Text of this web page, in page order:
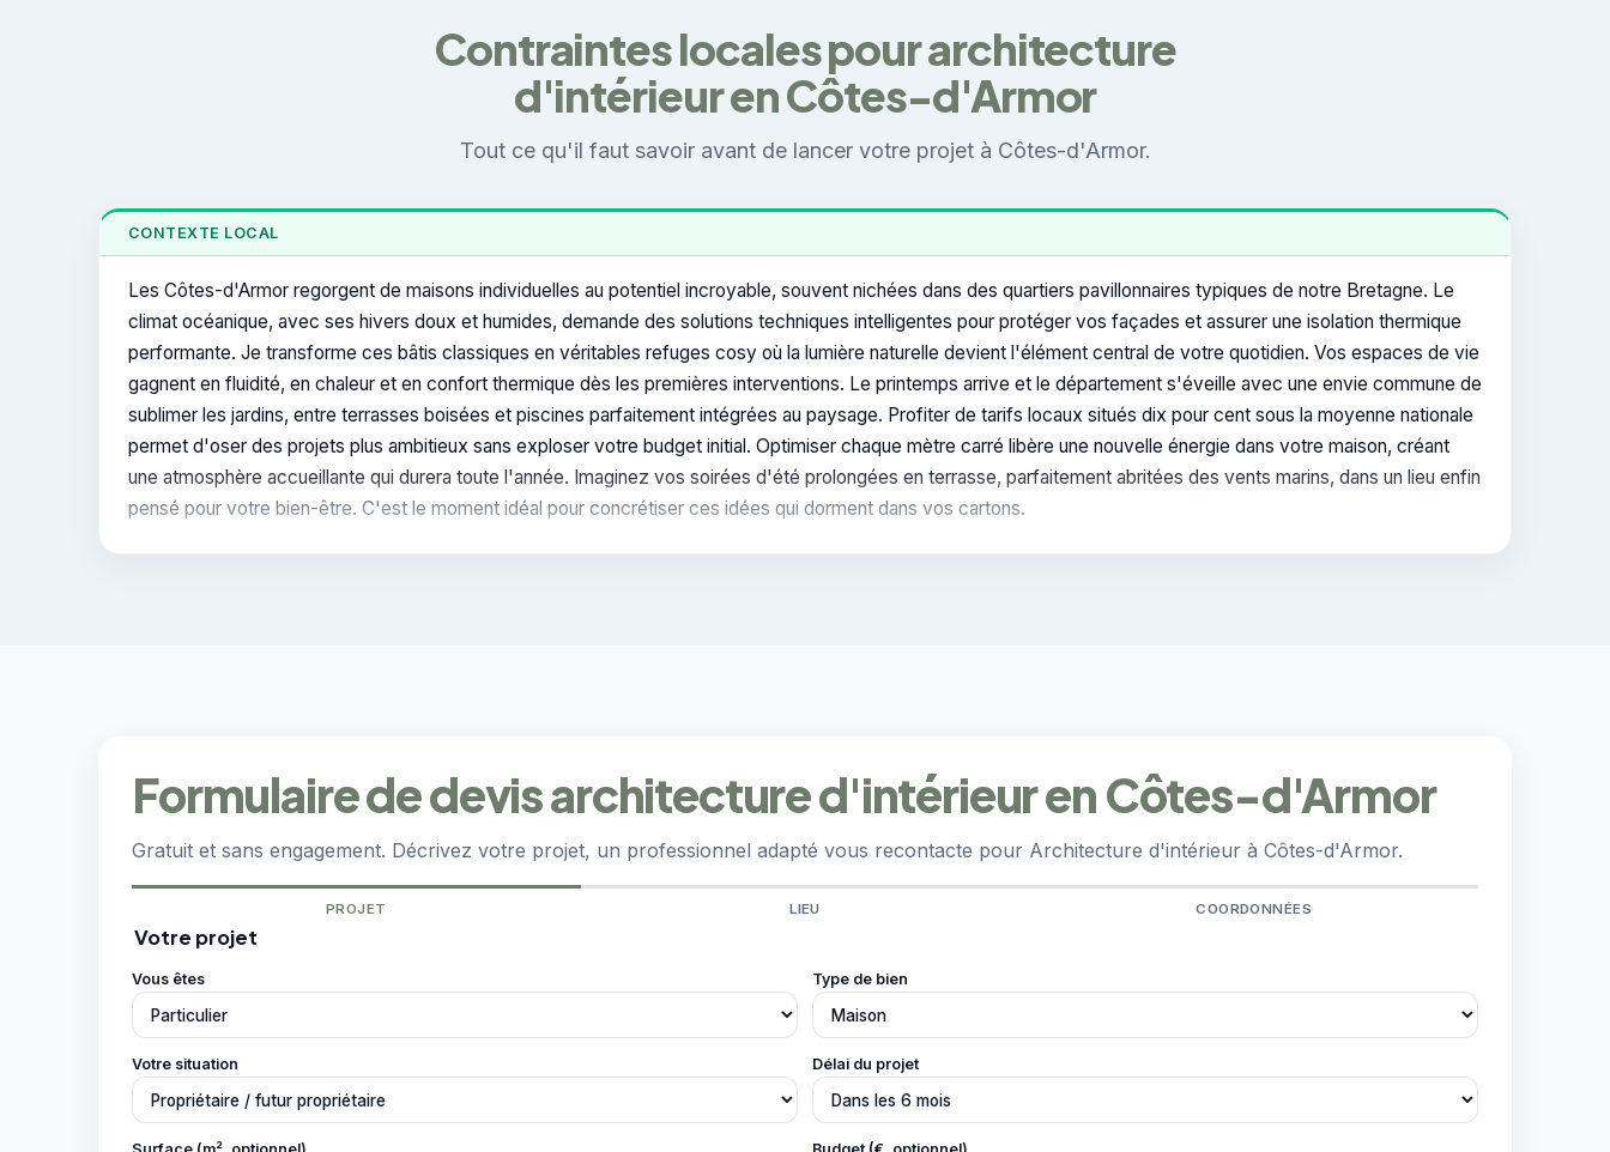
Contraintes locales pour architecture
d'intérieur en Côtes-d'Armor
Tout ce qu'il faut savoir avant de lancer votre projet à Côtes-d'Armor.
CONTEXTE LOCAL
Les Côtes-d'Armor regorgent de maisons individuelles au potentiel incroyable, souvent nichées dans des quartiers pavillonnaires typiques de notre Bretagne. Le
climat océanique, avec ses hivers doux et humides, demande des solutions techniques intelligentes pour protéger vos façades et assurer une isolation thermique
performante. Je transforme ces bâtis classiques en véritables refuges cosy où la lumière naturelle devient l'élément central de votre quotidien. Vos espaces de vie
gagnent en fluidité, en chaleur et en confort thermique dès les premières interventions. Le printemps arrive et le département s'éveille avec une envie commune de
sublimer les jardins, entre terrasses boisées et piscines parfaitement intégrées au paysage. Profiter de tarifs locaux situés dix pour cent sous la moyenne nationale
permet d'oser des projets plus ambitieux sans exploser votre budget initial. Optimiser chaque mètre carré libère une nouvelle énergie dans votre maison, créant
une atmosphère accueillante qui durera toute l'année. Imaginez vos soirées d'été prolongées en terrasse, parfaitement abritées des vents marins, dans un lieu enfin
pensé pour votre bien-être. C'est le moment idéal pour concrétiser ces idées qui dorment dans vos cartons.
Formulaire de devis architecture d'intérieur en Côtes-d'Armor
Gratuit et sans engagement. Décrivez votre projet, un professionnel adapté vous recontacte pour Architecture d'intérieur à Côtes-d'Armor.
PROJET LIEU COORDONNÉES
Votre projet
Vous êtes Type de bien
Votre situation Délai du projet